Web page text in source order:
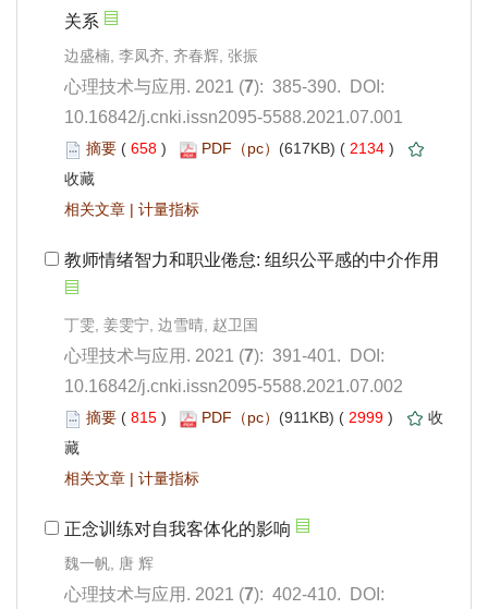
): 385-390. DOI:
10.16842/j.cnki.issn2095-5588.2021.07.001
658 ) 2134 )
|
): 391-401. DOI:
10.16842/j.cnki.issn2095-5588.2021.07.002
815 ) 2999 )
|
): 402-410. DOI: